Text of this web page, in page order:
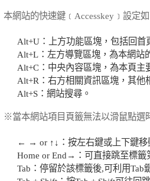
本網站的快速鍵﹝Accesskey﹞設定
Alt+U：上方功能區塊，包括回
Alt+L：左方導覽區塊，為本網站
Alt+C：中央內容區塊，為本頁主
Alt+R：右方相關資訊區塊，其他
Alt+S：網站搜尋。
※當本網站項目頁籤無法以滑鼠點選
← → or ↑↓：按左右鍵或上下鍵移
Home or End→：可直接跳至標籤
Tab：停留於該標籤後,可利用